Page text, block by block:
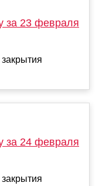
за 23 февраля
за 24 февраля